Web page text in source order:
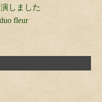
しました
fleur